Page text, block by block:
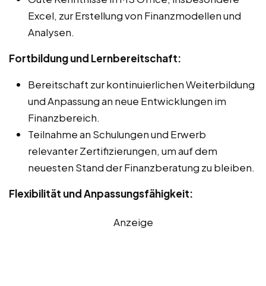
Excel, zur Erstellung von Finanzmodellen und
Analysen.
Fortbildung und Lernbereitschaft:
Bereitschaft zur kontinuierlichen Weiterbildung
und Anpassung an neue Entwicklungen im
Finanzbereich.
Teilnahme an Schulungen und Erwerb
relevanter Zertifizierungen, um auf dem
neuesten Stand der Finanzberatung zu bleiben.
Flexibilität und Anpassungsfähigkeit:
Anzeige